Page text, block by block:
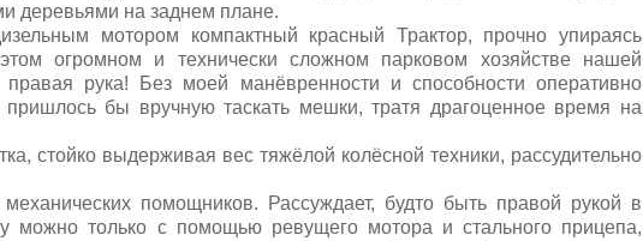
деревьями на заднем плане.
мотором компактный красный Трактор, прочно упираясь
огромном и технически сложном парковом хозяйстве нашей
рука! Без моей манёвренности и способности оперативно
бы вручную таскать мешки, тратя драгоценное время на
стойко выдерживая вес тяжёлой колёсной техники, рассудительно
помощников. Рассуждает, будто быть правой рукой в
можно только с помощью ревущего мотора и стального прицепа,